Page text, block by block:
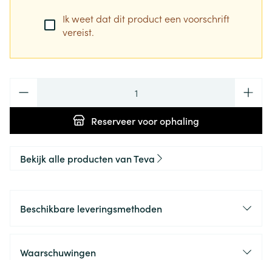
Ik weet dat dit product een voorschrift
vereist.
Reserveervoor ophaling
Bekijk alle producten van Teva
Beschikbare leveringsmethoden
Waarschuwingen